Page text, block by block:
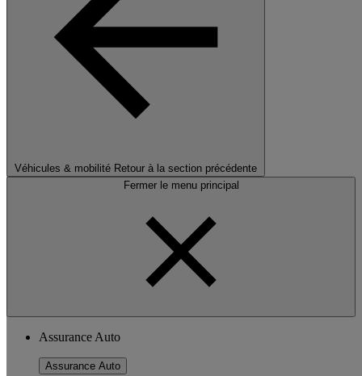
Véhicules & mobilité Retour à la section précédente
Fermer le menu principal
Assurance Auto
Assurance Auto